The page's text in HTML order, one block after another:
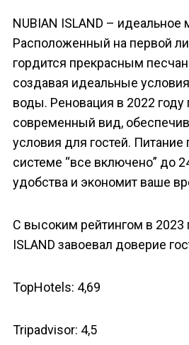
NUBIAN ISLAND –
Расположенный на первой
гордится прекрасным
создавая идеальные
воды. Реновация в 2022
современный вид,
условия для гостей. Питание
системе “все включено” до
удобства и экономит ваше
С высоким рейтингом в 2023
ISLAND завоевал доверие
TopHotels: 4,69
Tripadvisor: 4,5